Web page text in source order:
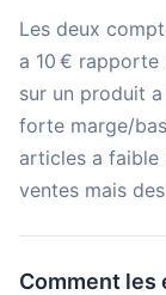
Les deux
a 10 € rapporte
sur un produit
forte marge/
articles a faible
ventes mais
Comment